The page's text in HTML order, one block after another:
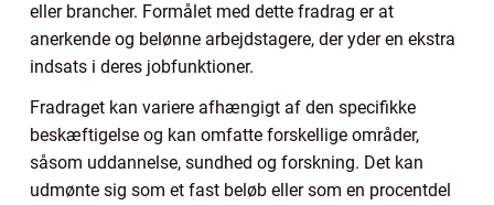
eller brancher. Formålet med dette fradrag er at
anerkende og belønne arbejdstagere, der yder en ekstra
indsats i deres jobfunktioner.
Fradraget kan variere afhængigt af den specifikke
beskæftigelse og kan omfatte forskellige områder,
såsom uddannelse, sundhed og forskning. Det kan
udmønte sig som et fast beløb eller som en procentdel